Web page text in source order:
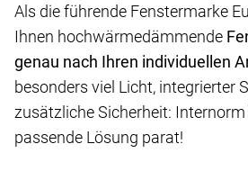
Als die führende Fenstermarke
Ihnen hochwärmedämmende
genau nach Ihren individuellen
besonders viel Licht, integrierter
zusätzliche Sicherheit:
passende Lösung parat!